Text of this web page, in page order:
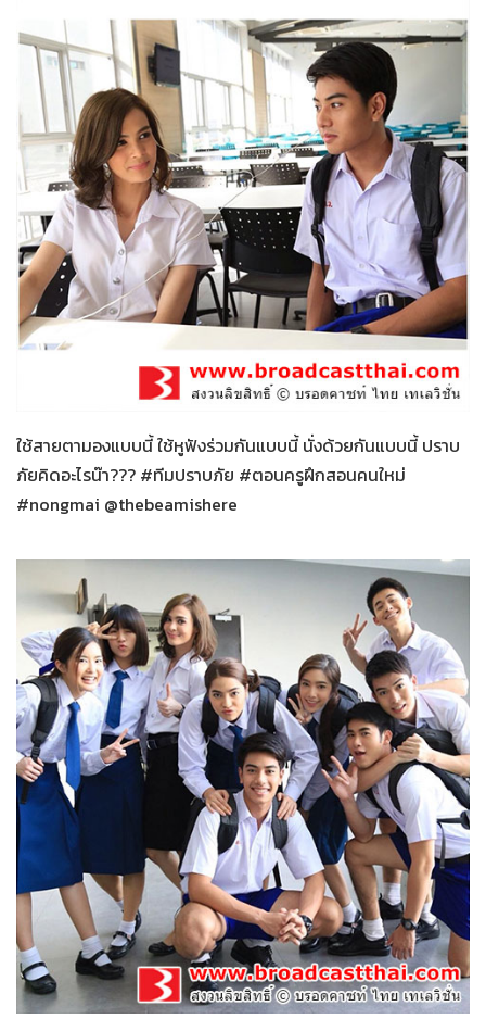
น้องใหม่ร้ายบริสุทธิ์
ใช้สายตามองแบบนี้ ใช้หูฟังร่วมกันแบบนี้ นั่งด้วยกันแบบนี้ ปราบ
ภัยคิดอะไรน๊า??? #ทีมปราบภัย #ตอนครูฝึกสอนคนใหม่
#nongmai @thebeamishere
29-01-2559 น้องใหม่ร้ายบริสุทธิ์